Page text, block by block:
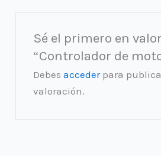
Sé el primero en
“Controlador de
Debes accederpara
valoración.